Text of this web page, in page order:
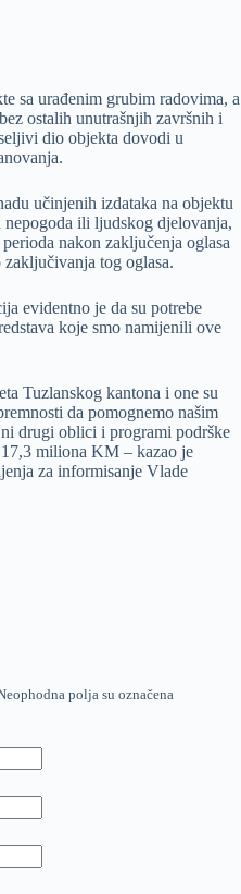
sa urađenim grubim radovima, a
ostalih unutrašnjih završnih i
dio objekta dovodi u
učinjenih izdataka na objektu
ili ljudskog djelovanja,
nakon zaključenja oglasa
tog oglasa.
evidentno je da su potrebe
koje smo namijenili ove
Tuzlanskog kantona i one su
da pomognemo našim
drugi oblici i programi podrške
miliona KM – kazao je
za informisanje Vlade
polja su označena